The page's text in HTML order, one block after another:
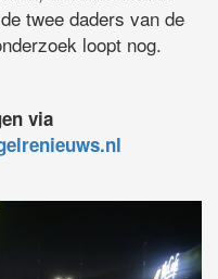
twee daders van de
loopt nog.
via